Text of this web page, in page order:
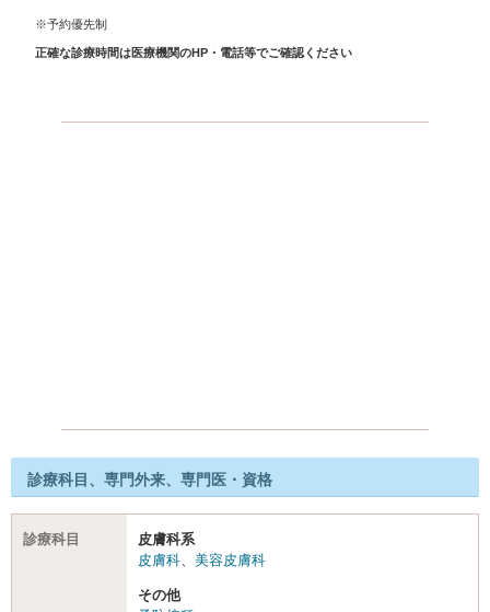
※予約優先制
正確な診療時間は医療機関のHP・電話等でご確認ください
診療科目、専門外来、専門医・資格
診療科目
皮膚科系
皮膚科
美容皮膚科
その他